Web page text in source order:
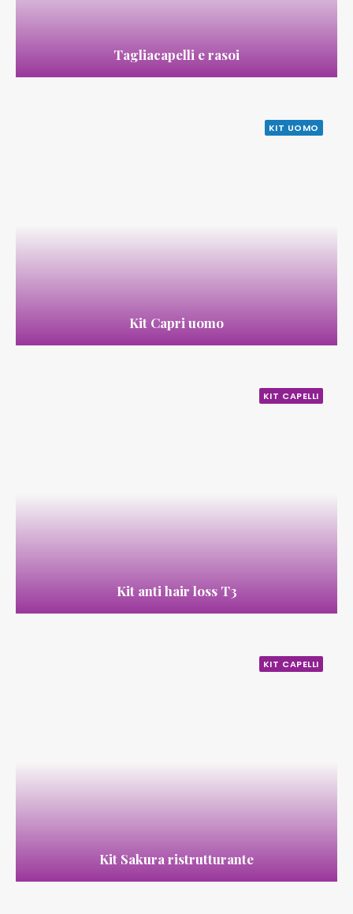
Tagliacapelli e rasoi
KIT UOMO
Kit Capri uomo
KIT CAPELLI
Kit anti hair loss T3
KIT CAPELLI
Kit Sakura ristrutturante